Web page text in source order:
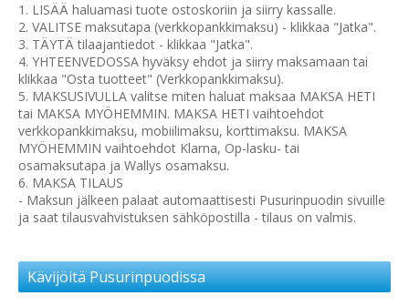
1. LISÄÄ haluamasi tuote ostoskoriin ja siirry kassalle.
2. VALITSE maksutapa (verkkopankkimaksu) - klikkaa "Jatka".
3. TÄYTÄ tilaajantiedot - klikkaa "Jatka".
4. YHTEENVEDOSSA hyväksy ehdot ja siirry maksamaan tai
klikkaa "Osta tuotteet" (Verkkopankkimaksu).
5. MAKSUSIVULLA valitse miten haluat maksaa MAKSA HETI
tai MAKSA MYÖHEMMIN. MAKSA HETI vaihtoehdot
verkkopankkimaksu, mobiilimaksu, korttimaksu. MAKSA
MYÖHEMMIN vaihtoehdot Klarna, Op-lasku- tai
osamaksutapa ja Wallys osamaksu.
6. MAKSA TILAUS
- Maksun jälkeen palaat automaattisesti Pusurinpuodin sivuille
ja saat tilausvahvistuksen sähköpostilla - tilaus on valmis.
Kävijöitä Pusurinpuodissa